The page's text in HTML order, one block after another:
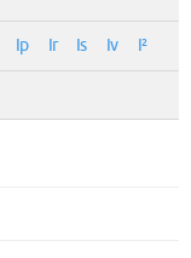
Ip Ir Is Iv I²